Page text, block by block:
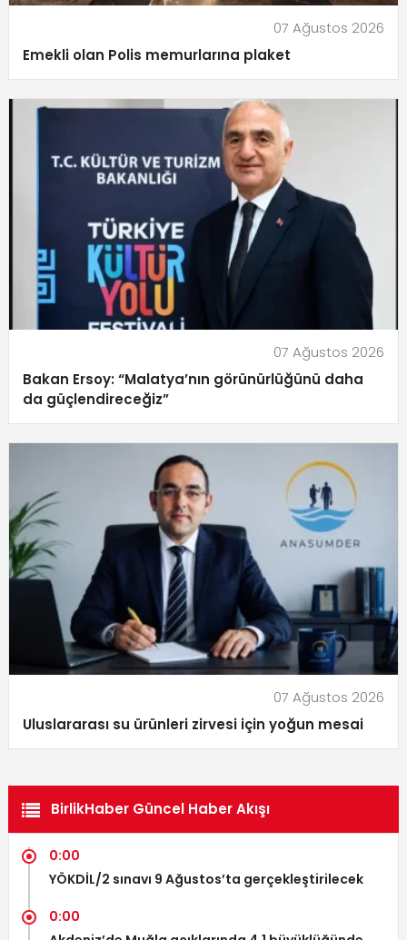
07 Ağustos 2026
Emekli olan Polis memurlarına plaket
07 Ağustos 2026
Bakan Ersoy: “Malatya’nın görünürlüğünü daha
da güçlendireceğiz”
07 Ağustos 2026
Uluslararası su ürünleri zirvesi için yoğun mesai
BirlikHaber Güncel Haber Akışı
0:00
YÖKDİL/2 sınavı 9 Ağustos’ta gerçekleştirilecek
0:00